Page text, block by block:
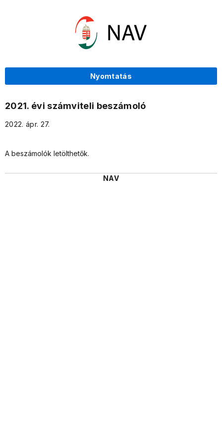
Nyomtatás
2021. évi számviteli beszámoló
2022. ápr. 27.
A beszámolók letölthetők.
NAV